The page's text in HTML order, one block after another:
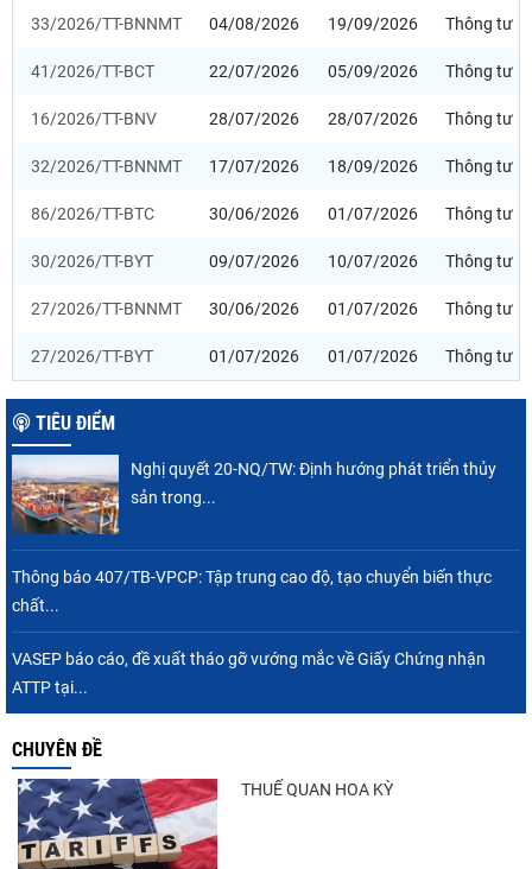
33/2026/TT-BNNMT 04/08/2026 19/09/2026 Thông tư
41/2026/TT-BCT 22/07/2026 05/09/2026 Thông tư
16/2026/TT-BNV 28/07/2026 28/07/2026 Thông tư
32/2026/TT-BNNMT 17/07/2026 18/09/2026 Thông tư
86/2026/TT-BTC 30/06/2026 01/07/2026 Thông tư
30/2026/TT-BYT 09/07/2026 10/07/2026 Thông tư
27/2026/TT-BNNMT 30/06/2026 01/07/2026 Thông tư
27/2026/TT-BYT 01/07/2026 01/07/2026 Thông tư
TIÊU ĐIỂM
Nghị quyết 20-NQ/TW: Định hướng phát triển thủy
sản trong...
Thông báo 407/TB-VPCP: Tập trung cao độ, tạo chuyển biến thực
chất...
VASEP báo cáo, đề xuất tháo gỡ vướng mắc về Giấy Chứng nhận
ATTP tại...
CHUYÊN ĐỀ
THUẾ QUAN HOA KỲ